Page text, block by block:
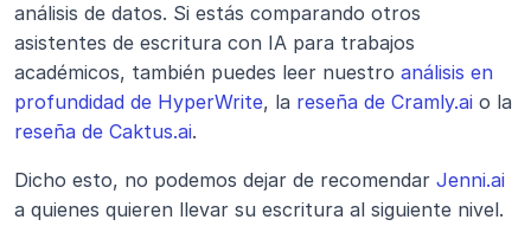
análisis de datos. Si estás comparando otros
asistentes de escritura con IA para trabajos
académicos, también puedes leer nuestro análisis en
profundidad de HyperWrite, la reseña de Cramly.ai
reseña de Caktus.ai.
Dicho esto, no podemos dejar de recomendar Jenni.ai
a quienes quieren llevar su escritura al siguiente nivel.